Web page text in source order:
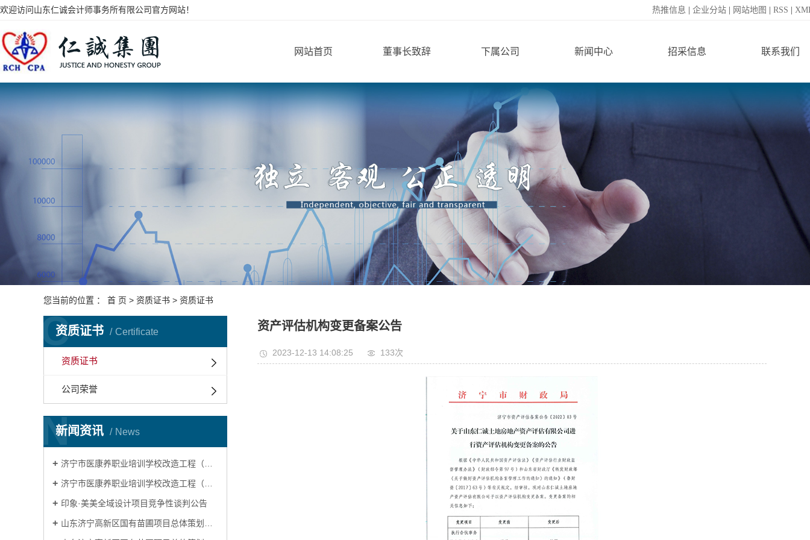
欢迎访问山东仁诚会计师事务所有限公司官方网站！ 热推信息 企业分站 网站地图 RSS
网站首页 董事长致辞 下属公司 新闻中心 招采信息 联系我们
您当前的位置 ： 首 页 > 资质证书 > 资质证书
资质证书 Certificate
C
资质证书
公司荣誉
新闻资讯 News
N
济宁市医康养职业培训学校改造工程（设计）成交结果公告
济宁市医康养职业培训学校改造工程（设计）竞争性谈判公告
印象·美美全域设计项目竞争性谈判公告
山东济宁高新区国有苗圃项目总体策划暨一期建设项目重要节点修建性详细规划设计项目
资产评估机构变更备案公告
2023-12-13 14:08:25 133次